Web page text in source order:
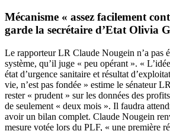
Mécanisme « assez facilement
garde la secrétaire d’Etat Olivia
Le rapporteur LR Claude Nougein n’a pas
système, qu’il juge « peu opérant ». «
état d’urgence sanitaire et résultat
vie, n’est pas fondée » estime le sénateur
rester « prudent » sur les données des
de seulement « deux mois ». Il faudra
avoir un bilan complet. Claude Nougein
mesure votée lors du PLF, « une première